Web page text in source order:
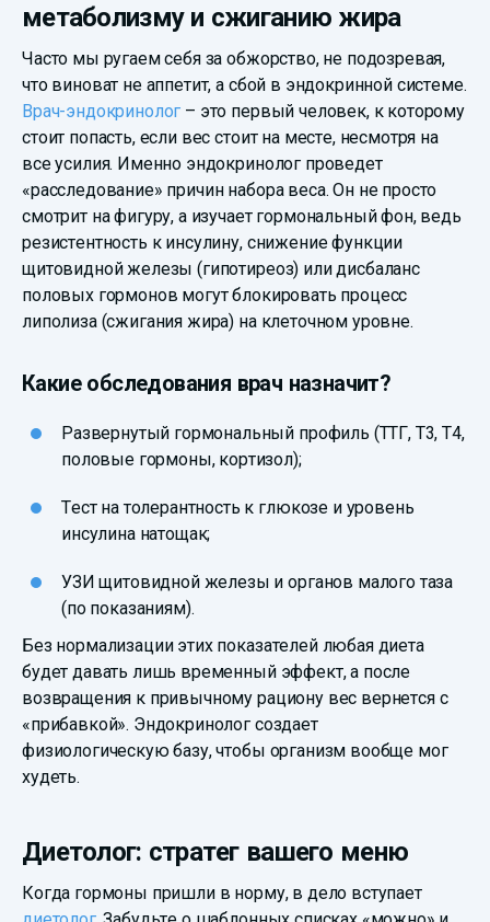
метаболизму и сжиганию жира
Часто мы ругаем себя за обжорство, не подозревая,
что виноват не аппетит, а сбой в эндокринной системе.
Врач-эндокринолог – это первый человек, к которому
стоит попасть, если вес стоит на месте, несмотря на
все усилия. Именно эндокринолог проведет
«расследование» причин набора веса. Он не просто
смотрит на фигуру, а изучает гормональный фон, ведь
резистентность к инсулину, снижение функции
щитовидной железы (гипотиреоз) или дисбаланс
половых гормонов могут блокировать процесс
липолиза (сжигания жира) на клеточном уровне.
Какие обследования врач назначит?
Развернутый гормональный профиль (ТТГ, Т3, Т4,
половые гормоны, кортизол);
Тест на толерантность к глюкозе и уровень
инсулина натощак;
УЗИ щитовидной железы и органов малого таза
(по показаниям).
Без нормализации этих показателей любая диета
будет давать лишь временный эффект, а после
возвращения к привычному рациону вес вернется с
«прибавкой». Эндокринолог создает
физиологическую базу, чтобы организм вообще мог
худеть.
Диетолог: стратег вашего меню
Когда гормоны пришли в норму, в дело вступает